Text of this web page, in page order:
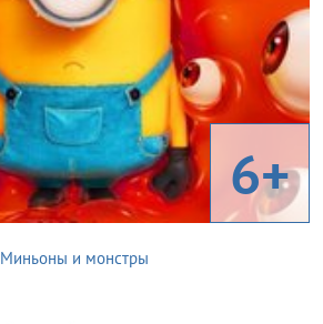
6+
Миньоны и монстры